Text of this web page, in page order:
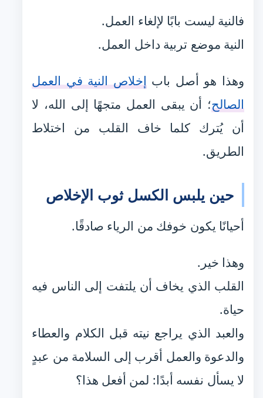
فالنية ليست بابًا لإلغاء العمل.
النية موضع تربية داخل العمل.
وهذا هو أصل بابإخلاص النية في العمل
الصالح؛ أن يبقى العمل متجهًا إلى الله، لا
أن يُترك كلما خاف القلب من اختلاط
الطريق.
حين يلبس الكسل ثوب الإخلاص
أحيانًا يكون خوفك من الرياء صادقًا.
وهذا خير.
القلب الذي يخاف أن يلتفت إلى الناس فيه
حياة.
والعبد الذي يراجع نيته قبل الكلام والعطاء
والدعوة والعمل أقرب إلى السلامة من عبدٍ
لا يسأل نفسه أبدًا: لمن أفعل هذا؟